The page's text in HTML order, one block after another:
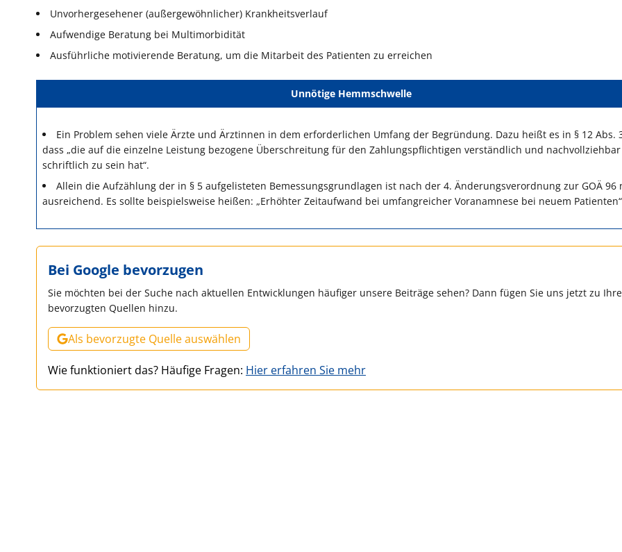
Unvorhergesehener (außergewöhnlicher) Krankheitsverlauf
Aufwendige Beratung bei Multimorbidität
Ausführliche motivierende Beratung, um die Mitarbeit des Patienten zu erreichen
Unnötige Hemmschwelle
Ein Problem sehen viele Ärzte und Ärztinnen in dem erforderlichen Umfang der Begründung. Dazu heißt es in § 12 Abs.
dass „die auf die einzelne Leistung bezogene Überschreitung für den Zahlungspflichtigen verständlich und nachvollziehbar
schriftlich zu sein hat“.
Allein die Aufzählung der in § 5 aufgelisteten Bemessungsgrundlagen ist nach der 4. Änderungsverordnung zur GOÄ 96
ausreichend. Es sollte beispielsweise heißen: „Erhöhter Zeitaufwand bei umfangreicher Voranamnese bei neuem
Bei Google bevorzugen
Sie möchten bei der Suche nach aktuellen Entwicklungen häufiger unsere Beiträge sehen? Dann fügen Sie uns jetzt zu
bevorzugten Quellen hinzu.
Als bevorzugte Quelle auswählen
Wie funktioniert das? Häufige Fragen: Hier erfahren Sie mehr